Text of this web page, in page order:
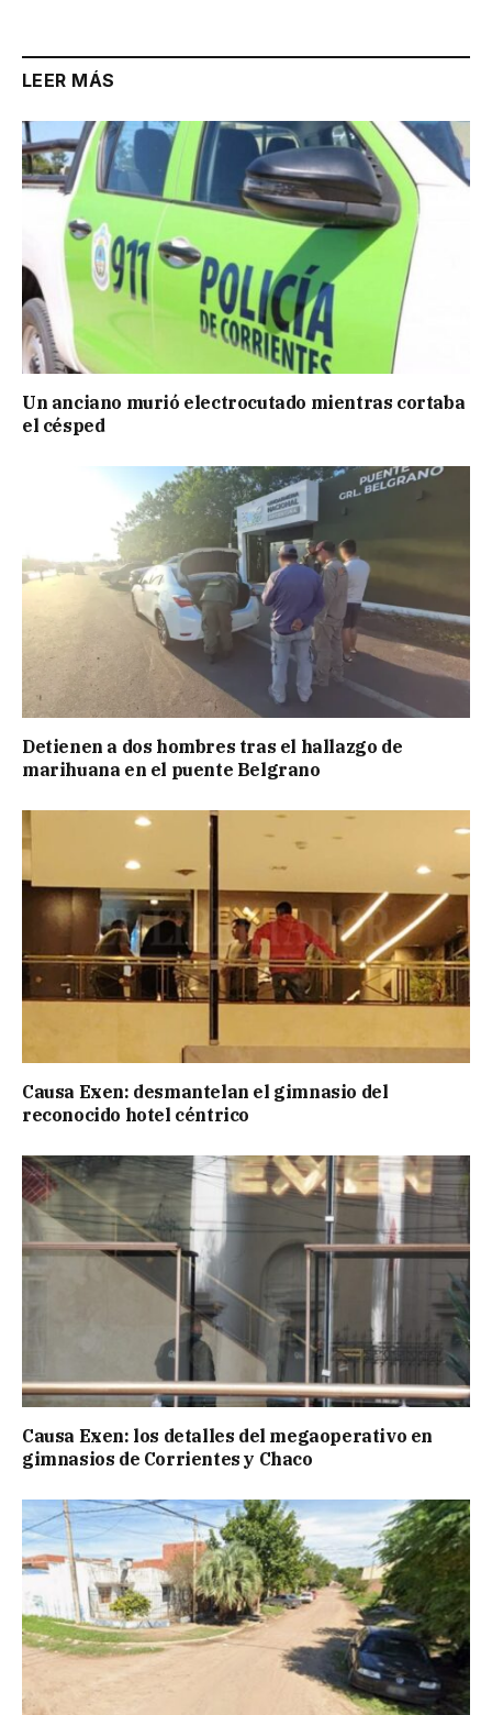
LEER MÁS
Un anciano murió electrocutado mientras cortaba
el césped
Detienen a dos hombres tras el hallazgo de
marihuana en el puente Belgrano
Causa Exen: desmantelan el gimnasio del
reconocido hotel céntrico
Causa Exen: los detalles del megaoperativo en
gimnasios de Corrientes y Chaco